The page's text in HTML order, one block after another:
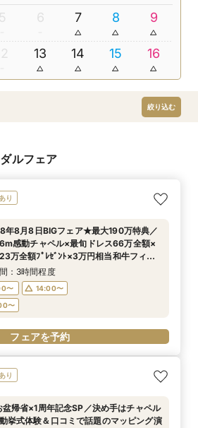
5 6 7 8 9
13 14 15 16
絞り込む
ルフェア
り
年8月8日BIGフェア★最大190万特典／
感動チャペル×最旬ドレス66万全額×
万全額ﾌﾟﾚｾﾞﾝﾄ×3万円相当和牛フィレ
：3時間程度
〜
14:00〜
〜
フェアを予約
り
盆帰省×1周年記念SP／決め手はチャペル
挙式体験＆口コミで話題のマッピング演